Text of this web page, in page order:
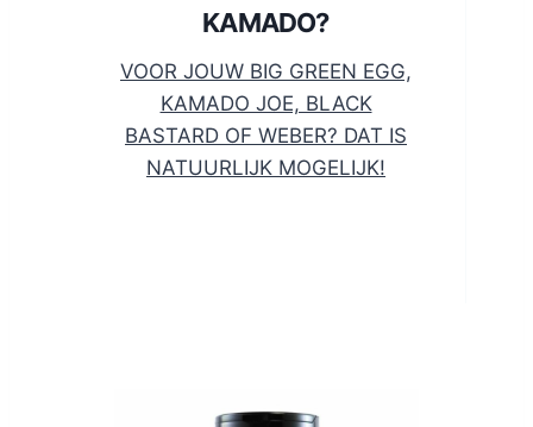
KAMADO?
VOOR JOUW BIG GREEN EGG,
KAMADO JOE, BLACK
BASTARD OF WEBER? DAT IS
NATUURLIJK MOGELIJK!